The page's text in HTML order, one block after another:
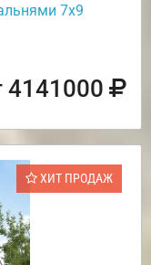
7х9
4141000
ХИТ ПРОДАЖ